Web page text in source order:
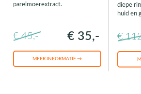
parelmoerextract.
€ 45,- € 35,-
MEER INFORMATIE →
diepe
huid en
€